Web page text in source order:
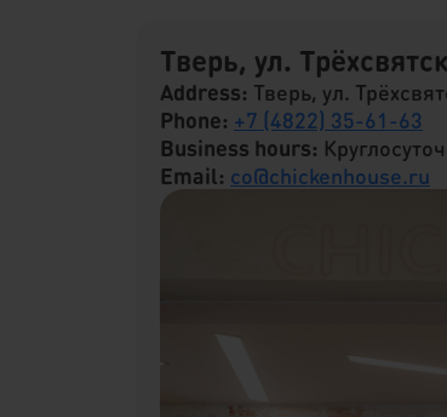
Тверь, ул.
Address: Тверь, ул.
Phone: +7 (4822) 35-61-63
Business hours:
Email: co@chickenhouse.ru